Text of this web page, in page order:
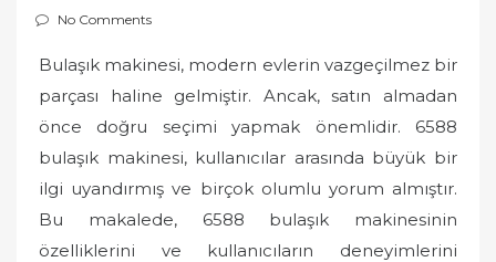
o
t
e
d
No Comments
Bulaşık makinesi, modern evlerin vazgeçilmez bir
parçası haline gelmiştir. Ancak, satın almadan
önce doğru seçimi yapmak önemlidir. 6588
bulaşık makinesi, kullanıcılar arasında büyük bir
ilgi uyandırmış ve birçok olumlu yorum almıştır.
Bu makalede, 6588 bulaşık makinesinin
özelliklerini ve kullanıcıların deneyimlerini